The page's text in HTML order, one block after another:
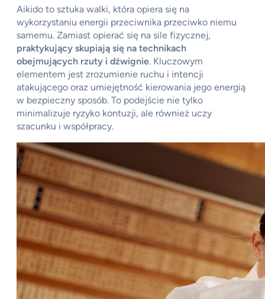
Aikido to sztuka walki, która opiera się na
wykorzystaniu energii przeciwnika przeciwko niemu
samemu. Zamiast opierać się na sile fizycznej,
praktykujący skupiają się na technikach
obejmujących rzuty i dźwignie. Kluczowym
elementem jest zrozumienie ruchu i intencji
atakującego oraz umiejętność kierowania jego energią
w bezpieczny sposób. To podejście nie tylko
minimalizuje ryzyko kontuzji, ale również uczy
szacunku i współpracy.